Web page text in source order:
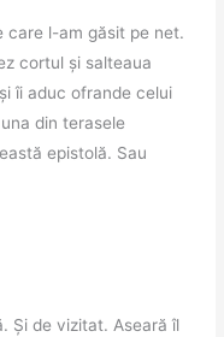
care l-am găsit pe net.
cortul și salteaua
îi aduc ofrande celui
din terasele
epistolă. Sau
Și de vizitat. Aseară îl